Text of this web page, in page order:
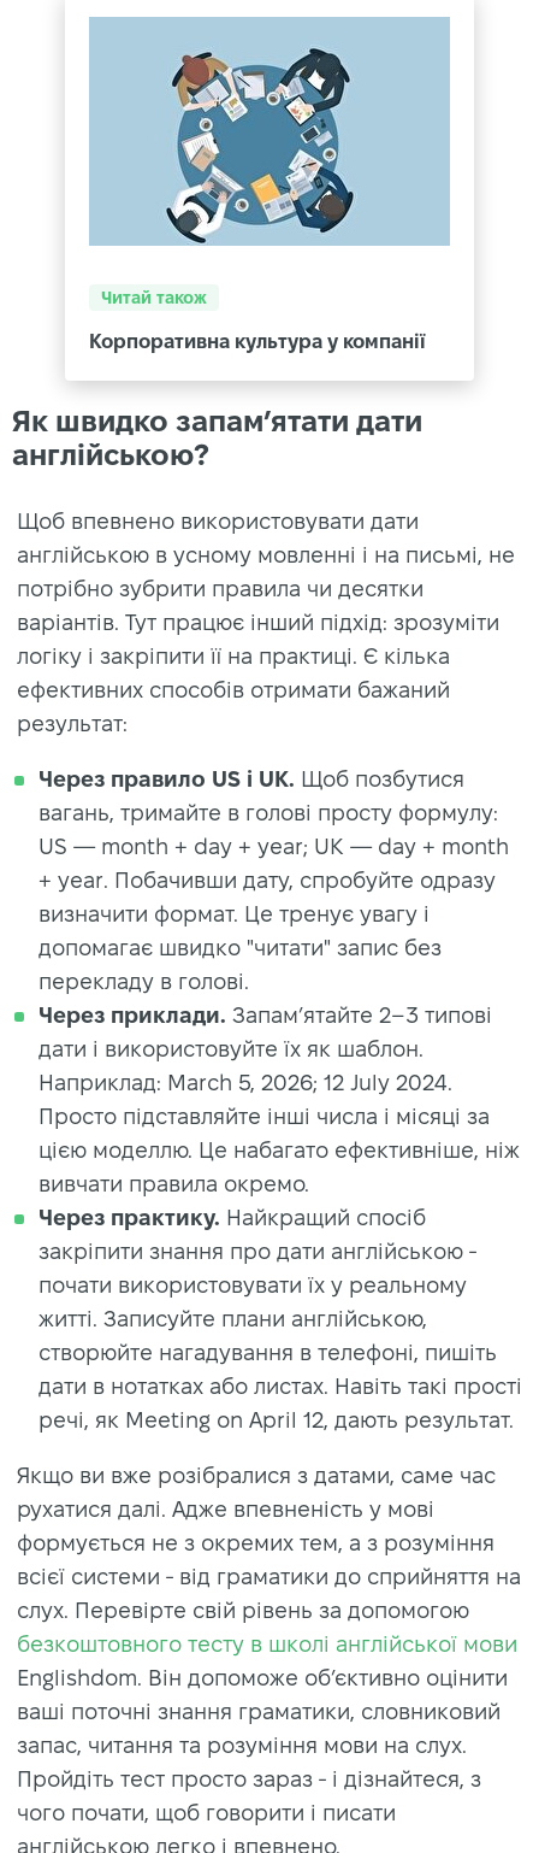
Читай також
Корпоративна культура у компанії
Як швидко запам’ятати дати
англійською?
Щоб впевнено використовувати дати
англійською в усному мовленні і на письмі, не
потрібно зубрити правила чи десятки
варіантів. Тут працює інший підхід: зрозуміти
логіку і закріпити її на практиці. Є кілька
ефективних способів отримати бажаний
результат:
Через правило US і UK. Щоб позбутися
вагань, тримайте в голові просту формулу:
US — month + day + year; UK — day + month
+ year. Побачивши дату, спробуйте одразу
визначити формат. Це тренує увагу і
допомагає швидко "читати" запис без
перекладу в голові.
Через приклади. Запам’ятайте 2–3 типові
дати і використовуйте їх як шаблон.
Наприклад: March 5, 2026; 12 July 2024.
Просто підставляйте інші числа і місяці за
цією моделлю. Це набагато ефективніше, ніж
вивчати правила окремо.
Через практику. Найкращий спосіб
закріпити знання про дати англійською -
почати використовувати їх у реальному
житті. Записуйте плани англійською,
створюйте нагадування в телефоні, пишіть
дати в нотатках або листах. Навіть такі прості
речі, як Meeting on April 12, дають результат.
Якщо ви вже розібралися з датами, саме час
рухатися далі. Адже впевненість у мові
формується не з окремих тем, а з розуміння
всієї системи - від граматики до сприйняття на
слух. Перевірте свій рівень за допомогою
безкоштовного тесту в школі англійської мови
Englishdom. Він допоможе об’єктивно оцінити
ваші поточні знання граматики, словниковий
запас, читання та розуміння мови на слух.
Пройдіть тест просто зараз - і дізнайтеся, з
чого почати, щоб говорити і писати
англійською легко і впевнено.